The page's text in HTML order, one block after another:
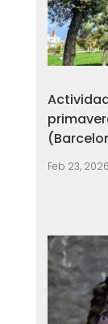
Feb 23, 2026